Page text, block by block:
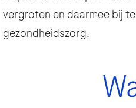
vergroten en daarmee bij
gezondheidszorg.